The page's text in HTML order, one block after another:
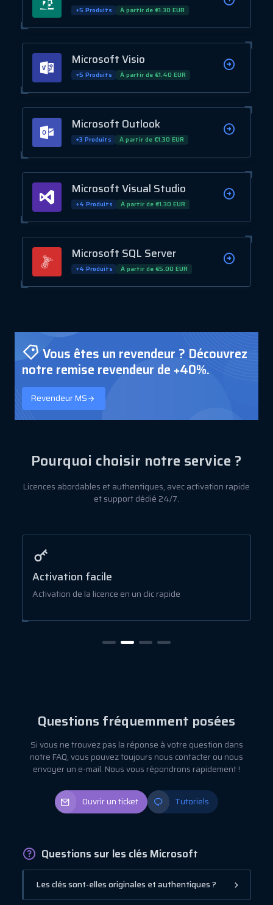
+5 Produits À partir de €1.30 EUR
Microsoft Visio
+5 Produits À partir de €1.40 EUR
Microsoft Outlook
+3 Produits À partir de €1.30 EUR
Microsoft Visual Studio
+4 Produits À partir de €1.30 EUR
Microsoft SQL Server
+4 Produits À partir de €5.00 EUR
Vous êtes un revendeur ? Découvrez
notre remise revendeur de +40%.
Revendeur MS
Pourquoi choisir notre service ?
Licences abordables et authentiques, avec activation rapide
et support dédié 24/7.
Activation facile
Activation de la licence en un clic rapide
Questions fréquemment posées
Si vous ne trouvez pas la réponse à votre question dans
notre FAQ, vous pouvez toujours nous contacter ou nous
envoyer un e-mail. Nous vous répondrons rapidement !
Ouvrir un ticket Tutoriels
Questions sur les clés Microsoft
Les clés sont-elles originales et authentiques ?